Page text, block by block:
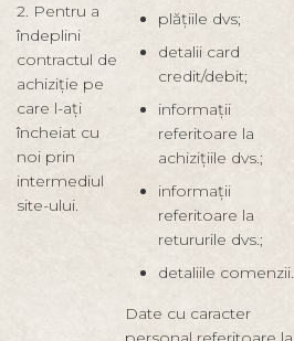
2. Pentru a
îndeplini
contractul de
achiziție pe
care l-ați
încheiat cu
noi prin
intermediul
site-ului.
plățiile dvs;
detalii card
credit/debit;
informații
referitoare la
achizițiile dvs.;
informații
referitoare la
retururile dvs.;
detaliile comenzii.
Date cu caracter